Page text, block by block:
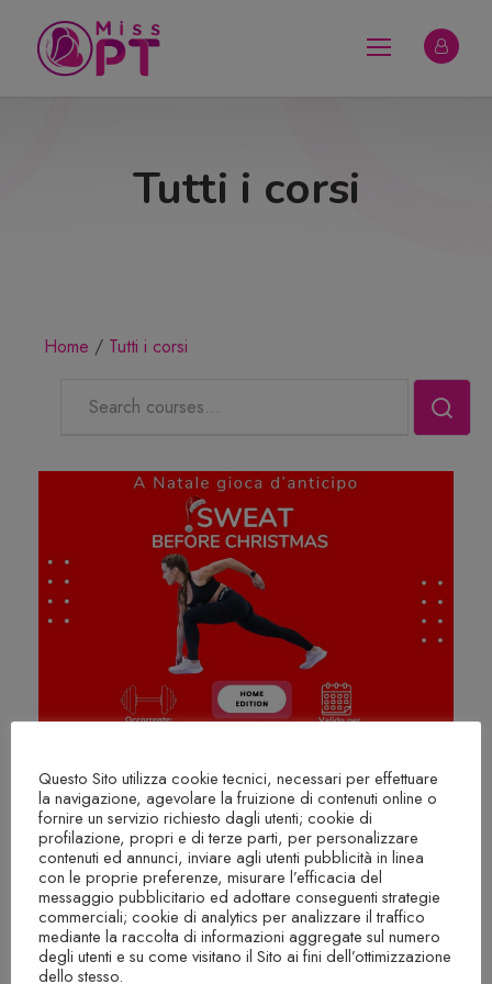
Tutti i corsi
Home Tutti i corsi
SWEAT - Single course
Please install "LearnPress - Course Review"
plugin
SWEAT BEFORE CHRISTMAS
€16.00 €11.00
Questo Sito utilizza cookie tecnici, necessari per effettuare
la navigazione, agevolare la fruizione di contenuti online o
fornire un servizio richiesto dagli utenti; cookie di
profilazione, propri e di terze parti, per personalizzare
contenuti ed annunci, inviare agli utenti pubblicità in linea
con le proprie preferenze, misurare l’efficacia del
messaggio pubblicitario ed adottare conseguenti strategie
commerciali; cookie di analytics per analizzare il traffico
mediante la raccolta di informazioni aggregate sul numero
degli utenti e su come visitano il Sito ai fini dell’ottimizzazione
dello stesso.